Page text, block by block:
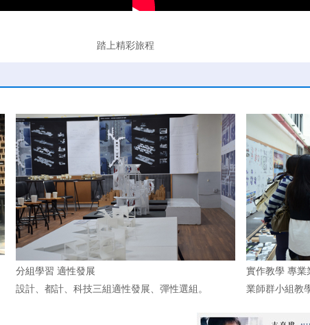
踏上精彩旅程
分組學習 適性發展
設計、都計、科技三組適性發展、彈性選組。
實作教學 專業
業師群小組教